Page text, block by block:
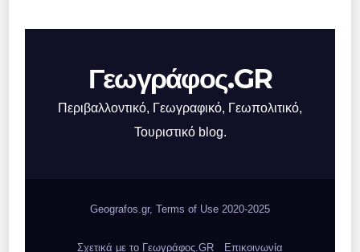
Γεωγράφος.GR
Περιβαλλοντικό, Γεωγραφικό, Γεωπολιτικό,
Τουριστικό blog.
Geografos.gr, Terms of Use 2020-2025
Σχετικά με το Γεωγράφος.GR Επικοινωνία